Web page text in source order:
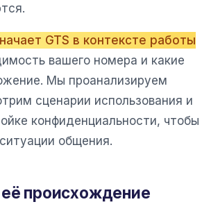
GTS в контексте работы
вашего номера и какие
Мы проанализируем
сценарии использования и
конфиденциальности, чтобы
общения.
происхождение